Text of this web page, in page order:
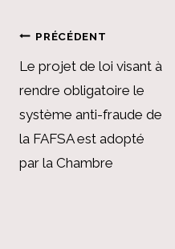
Navigation
de
l’article
PRÉCÉDENT
Le projet de loi visant à
rendre obligatoire le
système anti-fraude de
la FAFSA est adopté
par la Chambre